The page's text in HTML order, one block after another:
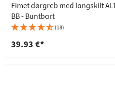
Fimet dørgreb med langskilt
BB - Buntbart
(18)
39.93 €*